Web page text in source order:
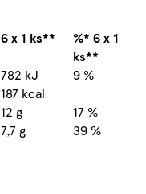
6 x 1 ks**
%* 6 x 1
ks**
782 kJ
9 %
187 kcal
12 g
17 %
7,7 g 39 %